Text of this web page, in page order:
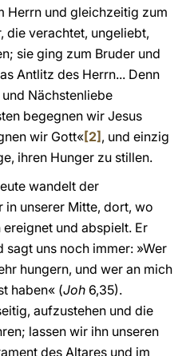
Herrn und gleichzeitig zum
die verachtet, ungeliebt,
sie ging zum Bruder und
Antlitz des Herrn... Denn
Nächstenliebe
begegnen wir Jesus
wir Gott«[2] , und einzig
ihren Hunger zu stillen.
wandelt der
unserer Mitte, dort, wo
und abspielt. Er
sagt uns noch immer: »Wer
hungern, und wer an mich
haben« (Joh 6,35).
aufzustehen und die
lassen wir ihn unseren
des Altares und im